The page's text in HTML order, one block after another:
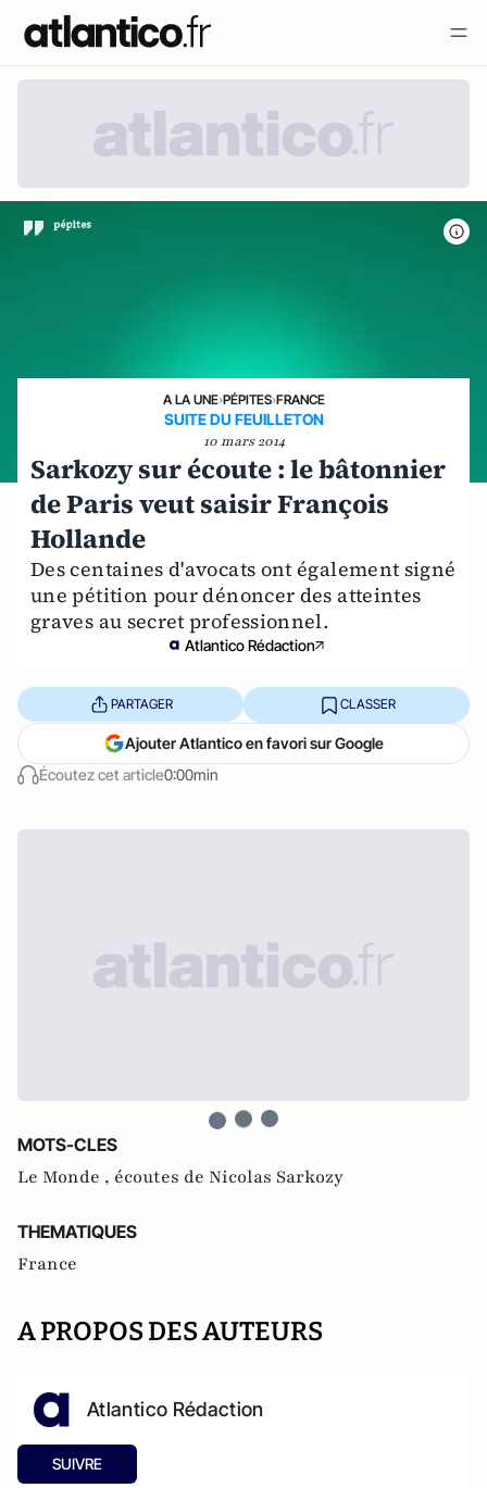
A LA UNE›PÉPITES›FRANCE
SUITE DU FEUILLETON
10 mars 2014
Sarkozy sur écoute : le bâtonnier
de Paris veut saisir François
Hollande
Des centaines d'avocats ont également signé
une pétition pour dénoncer des atteintes
graves au secret professionnel.
Atlantico Rédaction
Écoutez cet article0:00min
PARTAGER CLASSER
Ajouter Atlantico en favori sur Google
MOTS-CLES
Le Monde , écoutes de Nicolas Sarkozy
THEMATIQUES
France
A PROPOS DES AUTEURS
Atlantico Rédaction
SUIVRE